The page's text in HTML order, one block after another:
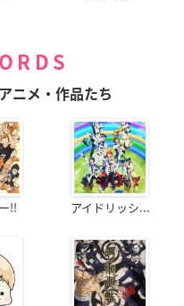
ニメ・作品たち
!! アイドリッシ...